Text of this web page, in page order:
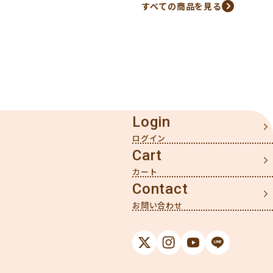
はなく、鷹の爪の持つ複雑な風味と旨味を贅沢に引き出した
の爪を贅沢に使用することで、単なる刺激だけでなく、唐辛
子本来の複雑な風味も同時に楽しめます。 辛いものが大好き
な方も満足できる本格的な辛さをお楽しみください。 魅力ポ
イント ピーナッツ無しで柿の種100%の贅沢な食感 高速道路
名品 持ち運びに便利なボトル入り おつまみとしても最適なサ
イズ感 辛さと旨味のバランスが絶妙 普通の辛さじゃ物足りな
い方へ！ ピリッとスパイシーな本格派柿の種で、新たな辛さ
「わさびの種」はこちら→【4月限定お得商品】【会員なら約
すべての商品を見る
Login
Cart
Contact